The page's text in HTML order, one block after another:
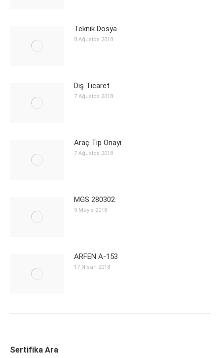
Teknik Dosya
8 Ağustos 2018
Dış Ticaret
7 Ağustos 2018
Araç Tip Onayı
7 Ağustos 2018
MGS 280302
9 Mayıs 2018
ARFEN A-153
17 Nisan 2018
Sertifika Ara